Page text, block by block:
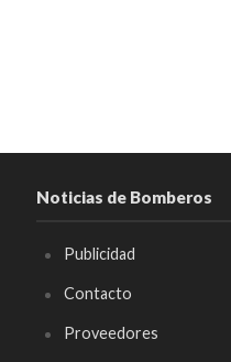
Noticias de Bomberos
Publicidad
Contacto
Proveedores